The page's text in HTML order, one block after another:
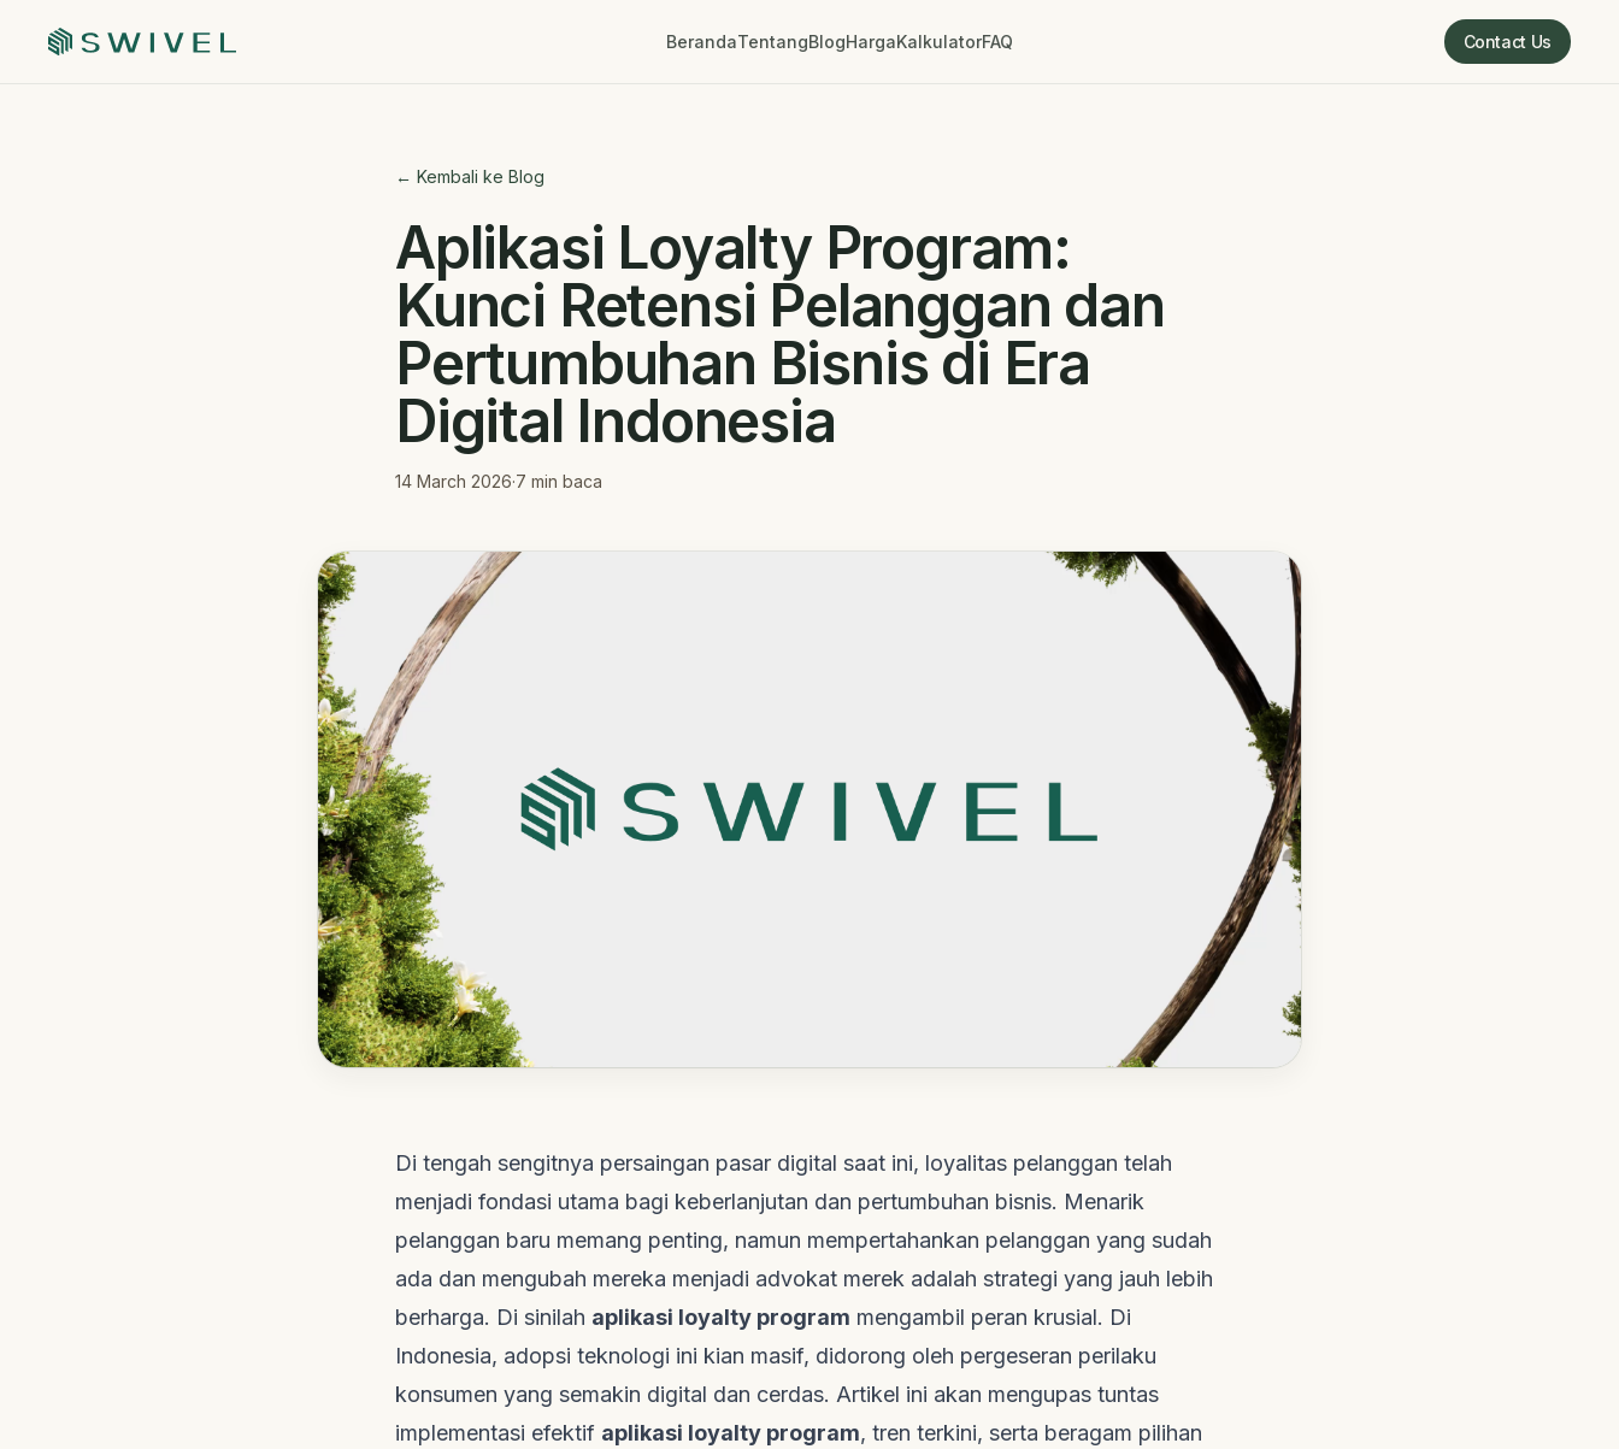
BerandaTentangBlogHargaKalkulatorFAQ
Contact Us
Contact Us
← Kembali ke Blog
Aplikasi Loyalty Program:
Kunci Retensi Pelanggan dan
Pertumbuhan Bisnis di Era
Digital Indonesia
14 March 2026·7 min baca
Di tengah sengitnya persaingan pasar digital saat ini, loyalitas pelanggan telah
menjadi fondasi utama bagi keberlanjutan dan pertumbuhan bisnis. Menarik
pelanggan baru memang penting, namun mempertahankan pelanggan yang sudah
ada dan mengubah mereka menjadi advokat merek adalah strategi yang jauh lebih
berharga. Di sinilah aplikasi loyalty program mengambil peran krusial. Di
Indonesia, adopsi teknologi ini kian masif, didorong oleh pergeseran perilaku
konsumen yang semakin digital dan cerdas. Artikel ini akan mengupas tuntas
implementasi efektif aplikasi loyalty program, tren terkini, serta beragam pilihan